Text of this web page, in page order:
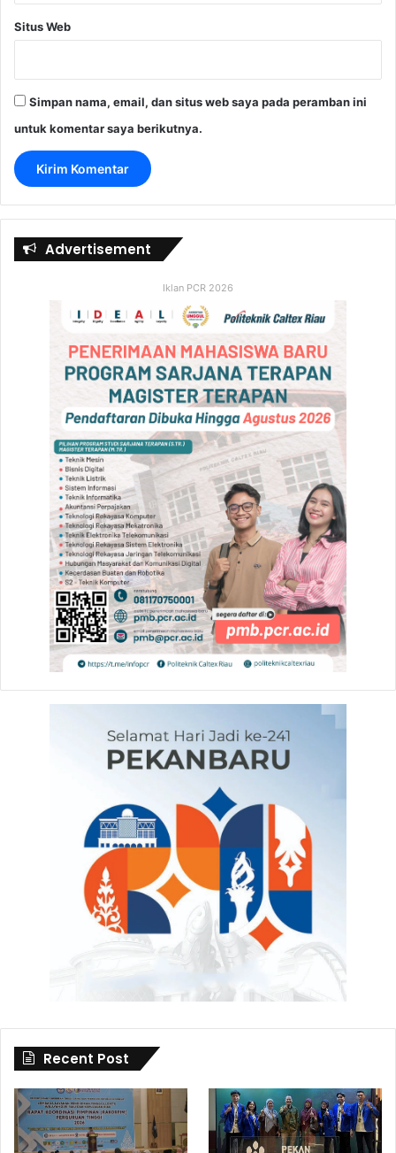
Situs Web
Simpan nama, email, dan situs web saya pada peramban ini
untuk komentar saya berikutnya.
Advertisement
Iklan PCR 2026
Recent Post